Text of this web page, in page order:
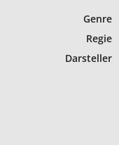
Genre
Regie
Darsteller